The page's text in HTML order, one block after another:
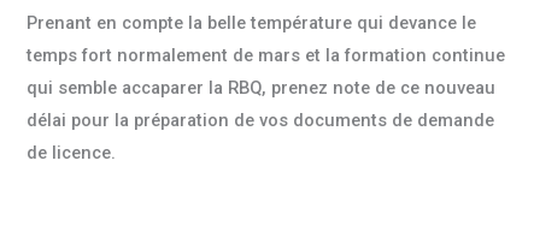
Prenant en compte la belle température qui devance le
temps fort normalement de mars et la formation continue
qui semble accaparer la RBQ, prenez note de ce nouveau
délai pour la préparation de vos documents de demande
de licence.